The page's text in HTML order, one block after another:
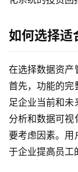
品
解
决
方
案
生
如何选择适
在选择数据资产
首先，功能的完
足企业当前和
分析和数据可
要考虑因素。用
于企业提高员工